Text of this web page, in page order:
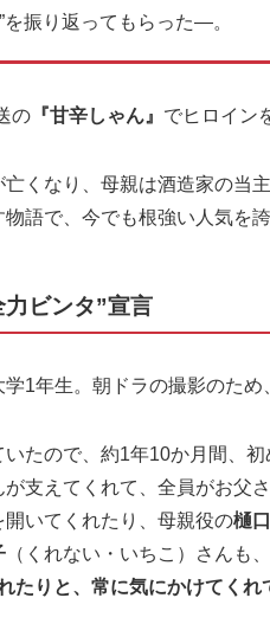
を振り返ってもらった―。
の 『甘辛しゃん』 でヒロイン
くなり、母親は酒造家の当
語で、今でも根強い人気を誇
ビンタ”宣言
1年生。朝ドラの撮影のため
いたので、約1年10か月間、
支えてくれて、全員がお父
開いてくれたり、母親役の樋
（くれない・いちこ）さんも、
たりと、常に気にかけてくれ